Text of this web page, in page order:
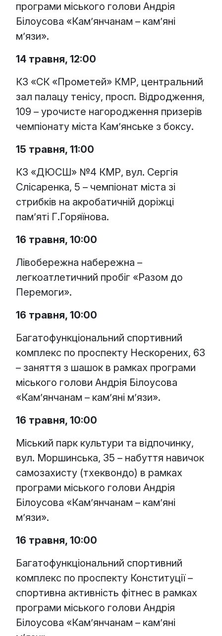
програми міського голови Андрія
Білоусова «Кам’янчанам – кам’яні
м’язи».
14 травня, 12:00
КЗ «СК «Прометей» КМР, центральний
зал палацу тенісу, просп. Відродження,
109 – урочисте нагородження призерів
чемпіонату міста Кам’янське з боксу.
15 травня, 11:00
КЗ «ДЮСШ» №4 КМР, вул. Сергія
Слісаренка, 5 – чемпіонат міста зі
стрибків на акробатичній доріжці
пам’яті Г.Горяїнова.
16 травня, 10:00
Лівобережна набережна –
легкоатлетичний пробіг «Разом до
Перемоги».
16 травня, 10:00
Багатофункціональний спортивний
комплекс по проспекту Нескорених, 63
– заняття з шашок в рамках програми
міського голови Андрія Білоусова
«Кам’янчанам – кам’яні м’язи».
16 травня, 10:00
Міський парк культури та відпочинку,
вул. Моршинська, 35 – набуття навичок
самозахисту (тхеквондо) в рамках
програми міського голови Андрія
Білоусова «Кам’янчанам – кам’яні
м’язи».
16 травня, 10:00
Багатофункціональний спортивний
комплекс по проспекту Конституції –
спортивна активність фітнес в рамках
програми міського голови Андрія
Білоусова «Кам’янчанам – кам’яні